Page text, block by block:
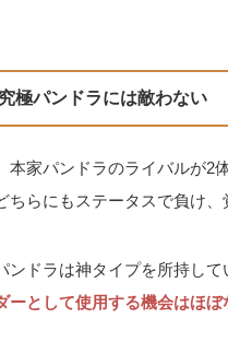
極パンドラには敵わない
本家パンドラのライバルが2
ちらにもステータスで負け
ンドラは神タイプを所持し
ーとして使用する機会はほぼ